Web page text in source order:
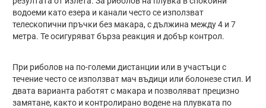
водоеми като езера и канали често се използват
телескопични пръчки без макара, с дължина между 4 и 7
метра. Те осигуряват бърза реакция и добър контрол.
При риболов на по-големи дистанции или в участъци с
течение често се използват мач въдици или болонезе стил. И
двата варианта работят с макара и позволяват прецизно
замятане, както и контролирано водене на плувката по